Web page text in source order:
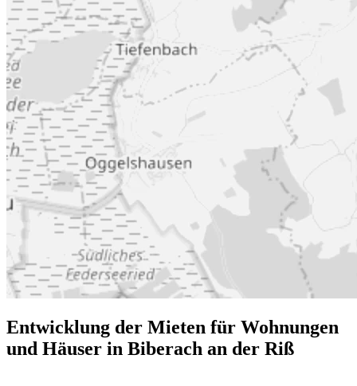
Entwicklung der Mieten für Wohnungen
und Häuser in Biberach an der Riß